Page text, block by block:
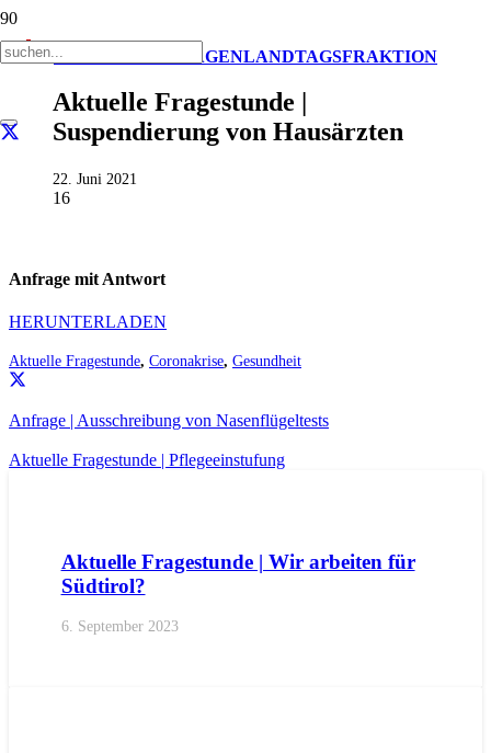
AKTUELL ANFRAGENLANDTAGSFRAKTION
Aktuelle Fragestunde |
Suspendierung von Hausärzten
22. Juni 2021
16
Anfrage mit Antwort
HERUNTERLADEN
Aktuelle Fragestunde, Coronakrise, Gesundheit
Anfrage | Ausschreibung von Nasenflügeltests
Aktuelle Fragestunde | Pflegeeinstufung
Aktuelle Fragestunde | Wir arbeiten für
Südtirol?
6. September 2023